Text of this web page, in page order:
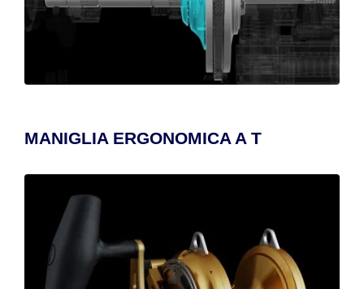
MANIGLIA ERGONOMICA A T